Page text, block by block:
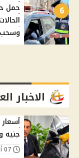
6
حمل
الاخبار
جنيه